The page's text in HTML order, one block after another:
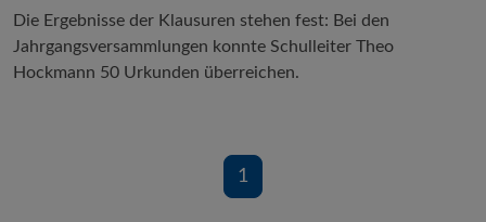
Die Ergebnisse der Klausuren stehen fest: Bei den
Jahrgangsversammlungen konnte Schulleiter Theo
Hockmann 50 Urkunden überreichen.
1